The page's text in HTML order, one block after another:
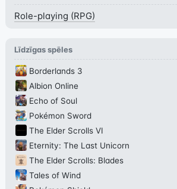
Role-playing (RPG)
Līdzīgas spēles
Borderlands 3
Albion Online
Echo of Soul
Pokémon Sword
The Elder Scrolls VI
Eternity: The Last Unicorn
The Elder Scrolls: Blades
Tales of Wind